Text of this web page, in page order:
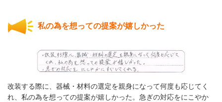
私の為を想っての提案が嬉しかった
改装する際に、器械・材料の選定を親身になって何度も応じてく
れ、私の為を想っての提案が嬉しかった。急ぎの対応をにこやか